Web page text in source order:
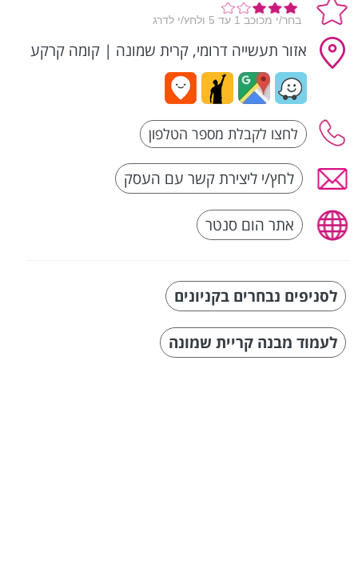
אזור תעשייה דרומי, קרית שמונה | קומה קרקע
לחץ/י ליצירת קשר עם העסק
אתר הום סנטר
לסניפים נבחרים בקניונים
לעמוד מבנה קריית שמונה